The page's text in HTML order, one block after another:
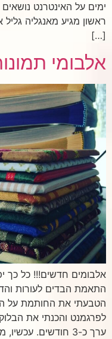
ימים על האינטרנט
[…]
אלבומי
אלבומים חדשים!!! כל כך
התאמת הבדים לעורות
הטבעתי את החותמת על
לפרגמנט והכנתי את
ערך כ-3 חודשים.